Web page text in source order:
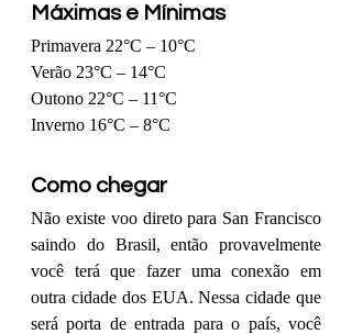
Máximas e Mínimas
Primavera 22°C – 10°C
Verão 23°C – 14°C
Outono 22°C – 11°C
Inverno 16°C – 8°C
Como chegar
Não existe voo direto para San Francisco
saindo do Brasil, então provavelmente
você terá que fazer uma conexão em
outra cidade dos EUA. Nessa cidade que
será porta de entrada para o país, você